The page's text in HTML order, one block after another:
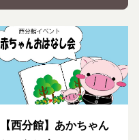
【西分館】あかちゃん